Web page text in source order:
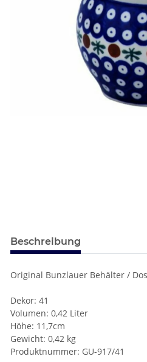
Beschreibung
Original Bunzlauer Behälter /
Dekor: 41
Volumen: 0,42 Liter
Höhe: 11,7cm
Gewicht: 0,42 kg
Produktnummer: GU-917/41